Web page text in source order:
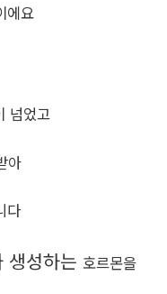
에요
넘었고
아
다
생성하는 호르몬을